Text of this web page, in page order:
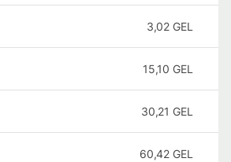
3,02 GEL
15,10 GEL
30,21 GEL
60,42 GEL